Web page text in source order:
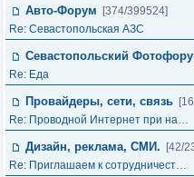
Авто-Форум
[374/399524]
Re: Севастопольская АЗС
Севастопольский
Re: Еда
Провайдеры, сети, связь
Re: Проводной Интернет при на…
Дизайн, реклама, СМИ.
[42/
Re: Приглашаем к сотрудничест…